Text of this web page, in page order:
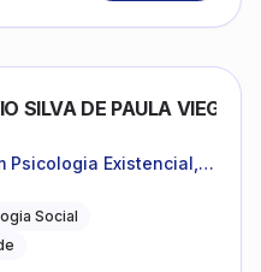
SILVA DE PAULA VIEGAS
Psicologia Existencial,
Social